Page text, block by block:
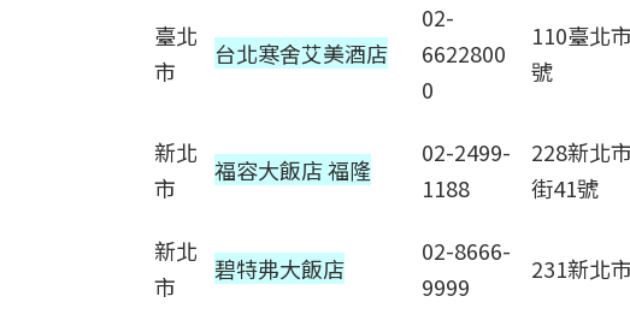
臺北
市
台北寒舍艾美酒店
02-
6622800
0
110臺北
號
新北
市
福容大飯店 福隆
02-2499-
1188
228新北
街41號
新北
市
碧特弗大飯店
02-8666-
9999
231新北